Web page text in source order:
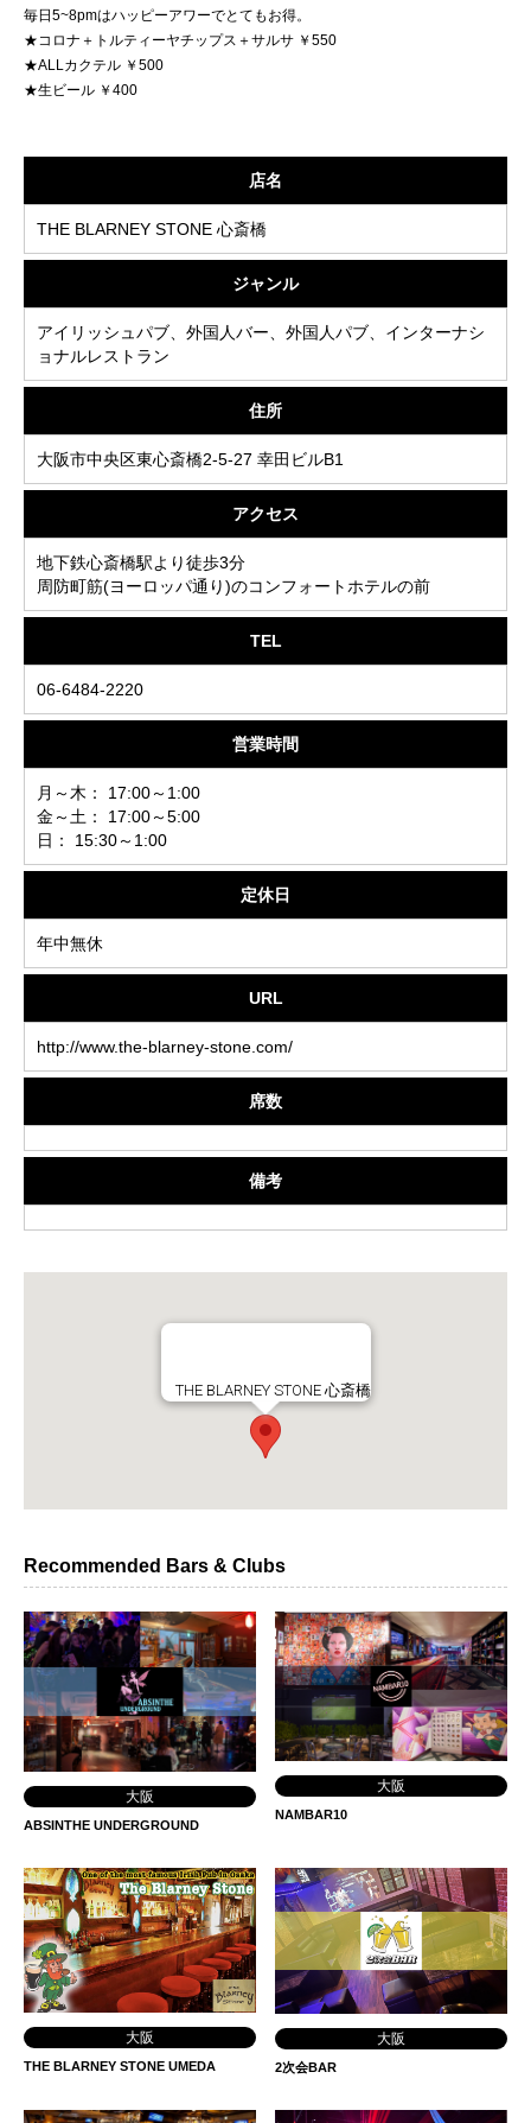
毎日5~8pmはハッピーアワーでとてもお得。
★コロナ＋トルティーヤチップス＋サルサ ￥550
★ALLカクテル ￥500
★生ビール ￥400
店名
THE BLARNEY STONE 心斎橋
ジャンル
アイリッシュパブ、外国人バー、外国人パブ、インターナシ
ョナルレストラン
住所
大阪市中央区東心斎橋2-5-27 幸田ビルB1
アクセス
地下鉄心斎橋駅より徒歩3分
周防町筋(ヨーロッパ通り)のコンフォートホテルの前
TEL
06-6484-2220
営業時間
月～木： 17:00～1:00
金～土： 17:00～5:00
日： 15:30～1:00
定休日
年中無休
URL
http://www.the-blarney-stone.com/
席数
備考
THE BLARNEY STONE 心斎橋
Recommended Bars & Clubs
大阪
ABSINTHE UNDERGROUND
大阪
NAMBAR10
大阪
THE BLARNEY STONE UMEDA
大阪
2次会BAR